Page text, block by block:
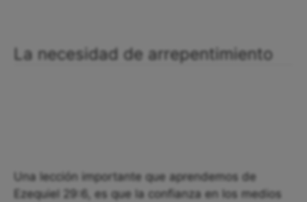
La necesidad de arrepentimiento
Una lección importante que aprendemos de
Ezequiel 29:6, es que la confianza en los medios